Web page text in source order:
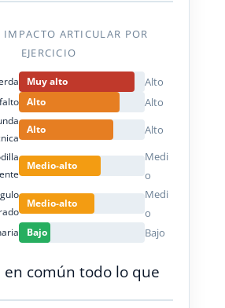
ARTICULAR POR
EJERCICIO
Muy alto Alto
Alto Alto
Alto Alto
Medio-alto
Medi
o
Medio-alto
Medi
o
Bajo Bajo
en común todo lo que